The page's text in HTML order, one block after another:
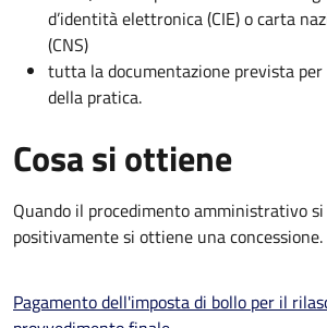
d’identità elettronica (CIE) o carta
(CNS)
tutta la documentazione prevista
della pratica.
Cosa si ottiene
Quando il procedimento amministrativo
positivamente si ottiene una concessione.
Pagamento dell'imposta di bollo per il